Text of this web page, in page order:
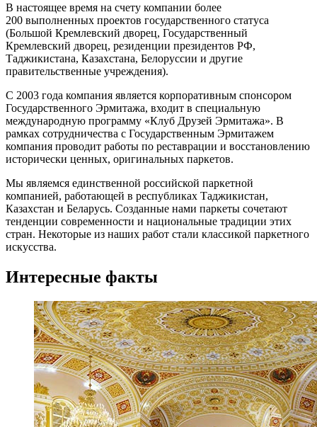
В настоящее время на счету компании более
200 выполненных проектов государственного статуса
(Большой Кремлевский дворец, Государственный
Кремлевский дворец, резиденции президентов РФ,
Таджикистана, Казахстана, Белоруссии и другие
правительственные учреждения).
С 2003 года компания является корпоративным спонсором
Государственного Эрмитажа, входит в специальную
международную программу «Клуб Друзей Эрмитажа». В
рамках сотрудничества с Государственным Эрмитажем
компания проводит работы по реставрации и восстановлению
исторически ценных, оригинальных паркетов.
Мы являемся единственной российской паркетной
компанией, работающей в республиках Таджикистан,
Казахстан и Беларусь. Созданные нами паркеты сочетают
тенденции современности и национальные традиции этих
стран. Некоторые из наших работ стали классикой паркетного
искусства.
Интересные факты